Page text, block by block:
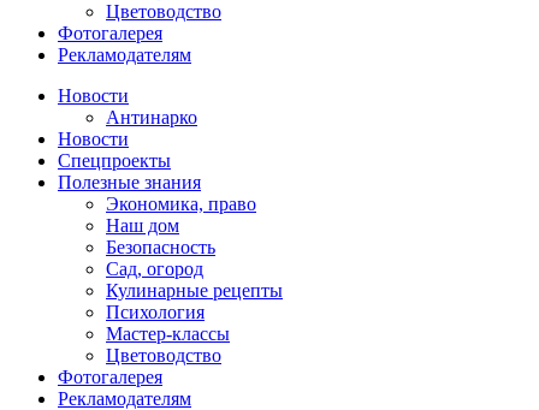
Цветоводство
Фотогалерея
Рекламодателям
Новости
Антинарко
Новости
Спецпроекты
Полезные знания
Экономика, право
Наш дом
Безопасность
Сад, огород
Кулинарные рецепты
Психология
Мастер-классы
Цветоводство
Фотогалерея
Рекламодателям